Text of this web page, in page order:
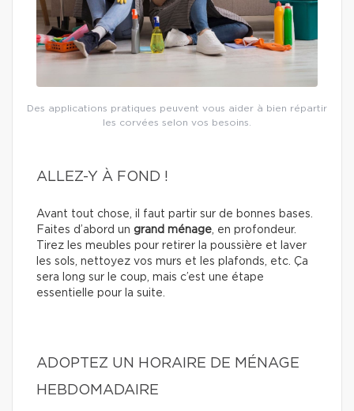
Des applications pratiques peuvent vous aider à bien répartir
les corvées selon vos besoins.
ALLEZ-Y À FOND !
Avant tout chose, il faut partir sur de bonnes bases.
Faites d’abord un grand ménage , en profondeur.
Tirez les meubles pour retirer la poussière et laver
les sols, nettoyez vos murs et les plafonds, etc. Ça
sera long sur le coup, mais c’est une étape
essentielle pour la suite.
ADOPTEZ UN HORAIRE DE MÉNAGE
HEBDOMADAIRE